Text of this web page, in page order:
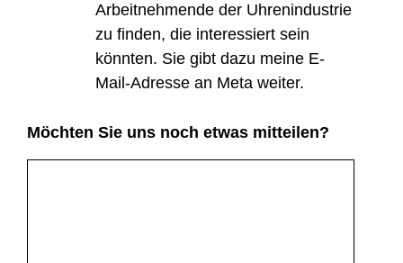
Arbeitnehmende der Uhrenindustrie
zu finden, die interessiert sein
könnten. Sie gibt dazu meine E-
Mail-Adresse an Meta weiter.
Möchten Sie uns noch etwas mitteilen?